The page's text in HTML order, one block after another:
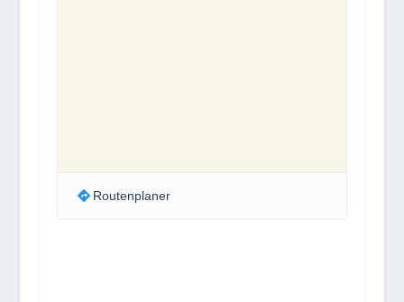
Routenplaner